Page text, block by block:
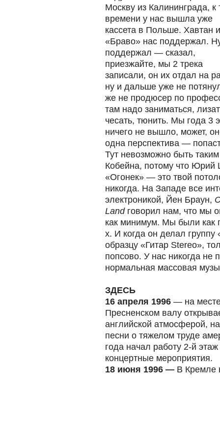
Москву из Калининграда, к
времени у нас вышла уже
кассета в Польше. Хавтан
«Браво» нас поддержал.
поддержал — сказал,
приезжайте, мы 2 трека
записали, он их отдал на
ну и дальше уже не
же не продюсер по
там надо заниматься,
чесать, тюнить. Мы года 3
ничего не вышло, может,
одна перспектива —
Тут невозможно быть
Кобейна, потому что Юрий
«Огонек» — это твой
никогда. На Западе все
электроникой, Йен Браун,
Landговорил нам, что мы
как минимум. Мы были как
х. И когда он делал
образцу «Гитар Stereo»,
попсово. У нас никогда не
нормальная массовая
ЗДЕСЬ
16 апреля 1996 — на
Пресненском валу
английской атмосферой,
песни о тяжелом труде
года начал работу 2-й
концертные мероприятия.
18 июня 1996 — В Кремле